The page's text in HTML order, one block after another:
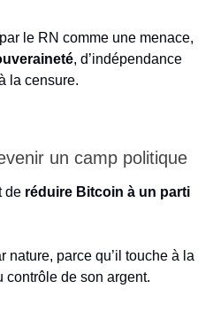
le RN comme une menace,
, d’indépendance
la censure.
un camp politique
de réduire Bitcoin à un parti
nature, parce qu’il touche à la
contrôle de son argent.